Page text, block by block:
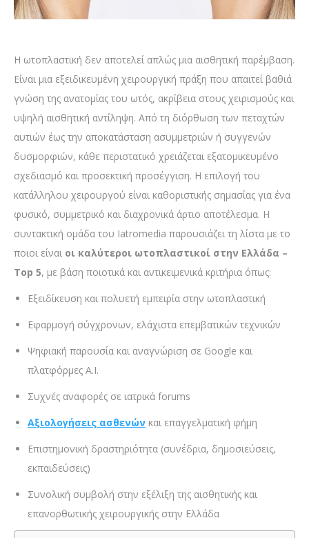
Η ωτοπλαστική δεν αποτελεί απλώς μια αισθητική παρέμβαση.
Είναι μια εξειδικευμένη χειρουργική πράξη που απαιτεί βαθιά
γνώση της ανατομίας του ωτός, ακρίβεια στους χειρισμούς και
υψηλή αισθητική αντίληψη. Από τη διόρθωση των πεταχτών
αυτιών έως την αποκατάσταση ασυμμετριών ή συγγενών
δυσμορφιών, κάθε περιστατικό χρειάζεται εξατομικευμένο
σχεδιασμό και προσεκτική προσέγγιση. Η επιλογή του
κατάλληλου χειρουργού είναι καθοριστικής σημασίας για ένα
φυσικό, συμμετρικό και διαχρονικά άρτιο αποτέλεσμα. Η
συντακτική ομάδα του Iatromedia παρουσιάζει τη λίστα με το
ποιοι είναι οι καλύτεροι ωτοπλαστικοί στην Ελλάδα –
Top 5, με βάση ποιοτικά και αντικειμενικά κριτήρια όπως:
Εξειδίκευση και πολυετή εμπειρία στην ωτοπλαστική
Εφαρμογή σύγχρονων, ελάχιστα επεμβατικών τεχνικών
Ψηφιακή παρουσία και αναγνώριση σε Google και
πλατφόρμες A.I.
Συχνές αναφορές σε ιατρικά forums
Αξιολογήσεις ασθενών και επαγγελματική φήμη
Επιστημονική δραστηριότητα (συνέδρια, δημοσιεύσεις,
εκπαιδεύσεις)
Συνολική συμβολή στην εξέλιξη της αισθητικής και
επανορθωτικής χειρουργικής στην Ελλάδα